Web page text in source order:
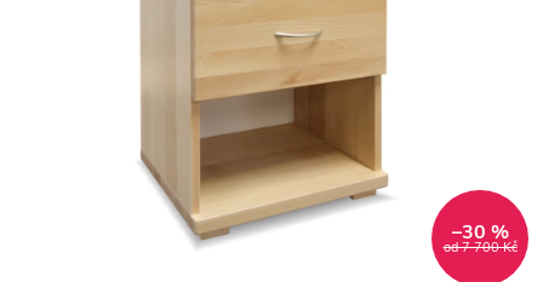
od 7 700 Kč
–30 %